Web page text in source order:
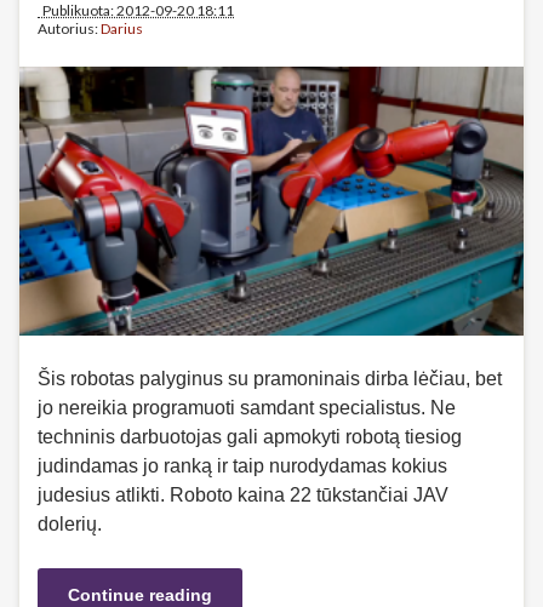
Publikuota: 2012-09-20 18:11
Autorius:Darius
Šis robotas palyginus su pramoninais dirba lėčiau, bet
jo nereikia programuoti samdant specialistus. Ne
techninis darbuotojas gali apmokyti robotą tiesiog
judindamas jo ranką ir taip nurodydamas kokius
judesius atlikti. Roboto kaina 22 tūkstančiai JAV
dolerių.
Continue reading